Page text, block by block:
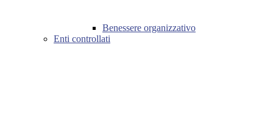
Benessere organizzativo
Enti controllati